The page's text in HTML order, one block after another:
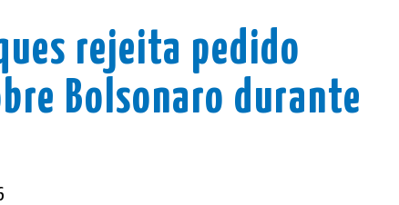
rejeita pedido
Bolsonaro durante